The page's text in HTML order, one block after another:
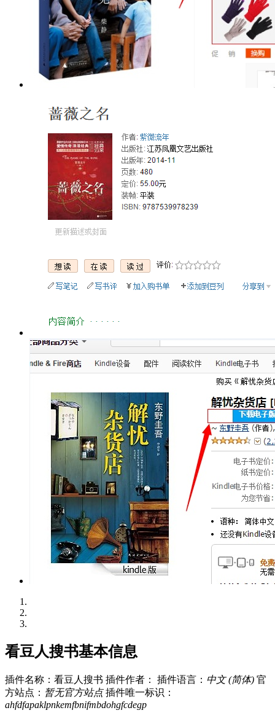
看豆人搜书基本信息
插件名称：看豆人搜书 插件作者： 插件语言： 中文 (简体) 官
方站点： 暂无官方站点 插件唯一标识：
ahfdfapaklpnkemfbnifmbdohgfcdegp